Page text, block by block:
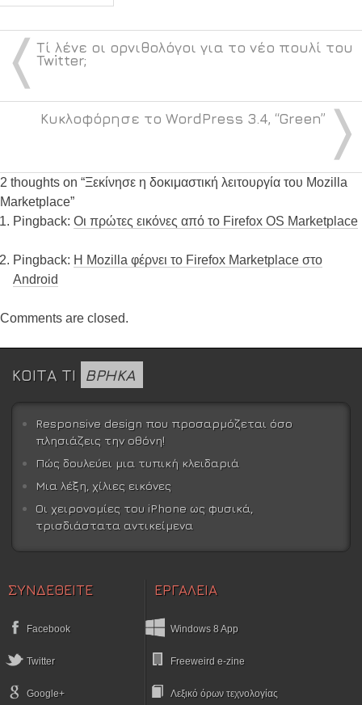
〈 Τί λένε οι ορνιθολόγοι για το νέο πουλί του
Twitter;
〉
Κυκλοφόρησε το WordPress 3.4, “Green”
2 thoughts on “Ξεκίνησε η δοκιμαστική λειτουργία του Mozilla
Marketplace”
Pingback: Οι πρώτες εικόνες από το Firefox OS Marketplace
Pingback: Η Mozilla φέρνει το Firefox Marketplace στο
Android
Comments are closed.
ΚΟΙΤΑ ΤΙ ΒΡΗΚΑ
Responsive design που προσαρμόζεται όσο
πλησιάζεις την οθόνη!
Πώς δουλεύει μια τυπική κλειδαριά
Μια λέξη, χίλιες εικόνες
Οι χειρονομίες του iPhone ως φυσικά,
τρισδιάστατα αντικείμενα
ΣΥΝΔΕΘΕΙΤΕ
Facebook
Twitter
Google+
ΕΡΓΑΛΕΙΑ
Windows 8 App
Freeweird e-zine
Λεξικό όρων τεχνολογίας